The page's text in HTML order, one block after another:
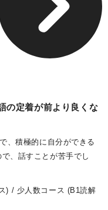
の定着が前より良くな
、積極的に自分ができる
、話すことが苦手でし
) 少人数コース (B1読解